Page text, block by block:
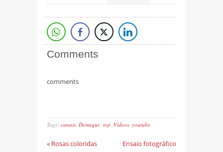
Comments
comments
Tags: canais Destaque top Vídeos youtube
« Rosas coloridas
Ensaio fotográfico